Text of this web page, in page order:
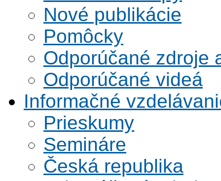
Nové publikácie
Pomôcky
Odporúčané zdroje
Odporúčané videá
Informačné
Prieskumy
Semináre
Česká republika